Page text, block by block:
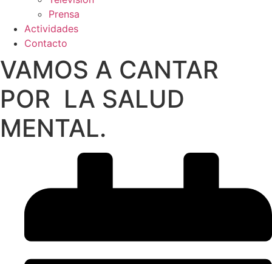
Prensa
Actividades
Contacto
VAMOS A CANTAR
POR LA SALUD
MENTAL.